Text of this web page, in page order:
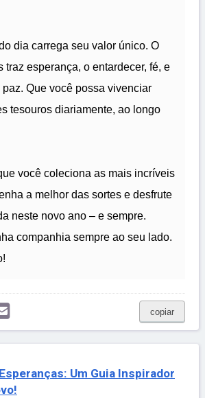
dia carrega seu valor único. O
traz esperança, o entardecer, fé, e
Que você possa vivenciar
tesouros diariamente, ao longo
você coleciona as mais incríveis
a melhor das sortes e desfrute
neste novo ano – e sempre.
companhia sempre ao seu lado.
copiar
Um Guia Inspirador